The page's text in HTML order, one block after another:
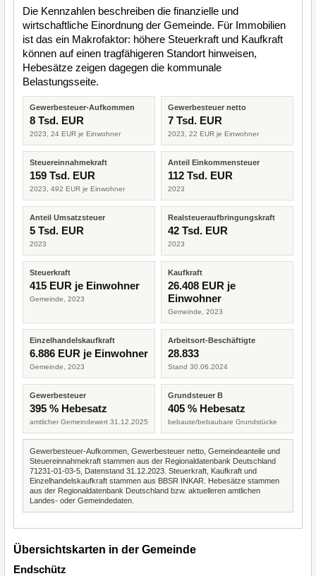
Die Kennzahlen beschreiben die finanzielle und
wirtschaftliche Einordnung der Gemeinde. Für Immobilien
ist das ein Makrofaktor: höhere Steuerkraft und Kaufkraft
können auf einen tragfähigeren Standort hinweisen,
Hebesätze zeigen dagegen die kommunale
Belastungsseite.
Gewerbesteuer-Aufkommen
8 Tsd. EUR
2023, 24 EUR je Einwohner
Gewerbesteuer netto
7 Tsd. EUR
2023, 22 EUR je Einwohner
Steuereinnahmekraft
159 Tsd. EUR
2023, 492 EUR je Einwohner
Anteil Einkommensteuer
112 Tsd. EUR
2023
Anteil Umsatzsteuer
5 Tsd. EUR
2023
Realsteueraufbringungskraft
42 Tsd. EUR
2023
Steuerkraft
415 EUR je Einwohner
Gemeinde, 2023
Kaufkraft
26.408 EUR je
Einwohner
Gemeinde, 2023
Einzelhandelskaufkraft
6.886 EUR je Einwohner
Gemeinde, 2023
Arbeitsort-Beschäftigte
28.833
Stand 30.06.2024
Gewerbesteuer
395 % Hebesatz
amtlicher Gemeindewert 31.12.2025
Grundsteuer B
405 % Hebesatz
bebaute/bebaubare Grundstücke
Gewerbesteuer-Aufkommen, Gewerbesteuer netto, Gemeindeanteile und
Steuereinnahmekraft stammen aus der Regionaldatenbank Deutschland
71231-01-03-5, Datenstand 31.12.2023. Steuerkraft, Kaufkraft und
Einzelhandelskaufkraft stammen aus BBSR INKAR. Hebesätze stammen
aus der Regionaldatenbank Deutschland bzw. aktuelleren amtlichen
Landes- oder Gemeindedaten.
Übersichtskarten in der Gemeinde
Endschütz